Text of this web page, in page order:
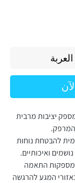
יציבות מרבית
להבטחת נוחות
ואיכותיים.
התאמה
המגע להרגשה